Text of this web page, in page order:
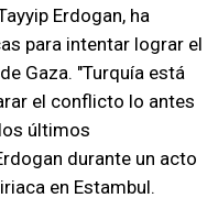
Erdogan, ha
para intentar lograr el
Gaza. "Turquía está
el conflicto lo antes
últimos
durante un acto
en Estambul.